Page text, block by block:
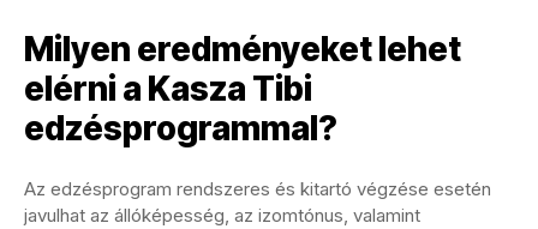
Milyen eredményeket lehet
elérni a Kasza Tibi
edzésprogrammal?
Az edzésprogram rendszeres és kitartó végzése esetén
javulhat az állóképesség, az izomtónus, valamint